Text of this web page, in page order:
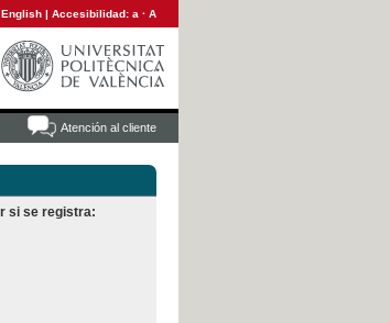
English | Accesibilidad: a · A
Atención al cliente
si se registra: